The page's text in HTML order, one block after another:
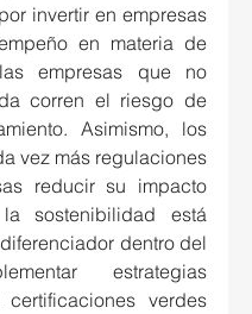
invertir en empresas
en materia de
empresas que no
corren el riesgo de
Asimismo, los
vez más regulaciones
reducir su impacto
sostenibilidad está
dentro del
estrategias
verdes